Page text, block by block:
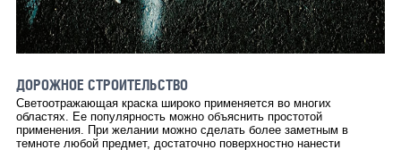
ДОРОЖНОЕ СТРОИТЕЛЬСТВО
Светоотражающая краска широко применяется во многих
областях. Ее популярность можно объяснить простотой
применения. При желании можно сделать более заметным в
темноте любой предмет, достаточно поверхностно нанести